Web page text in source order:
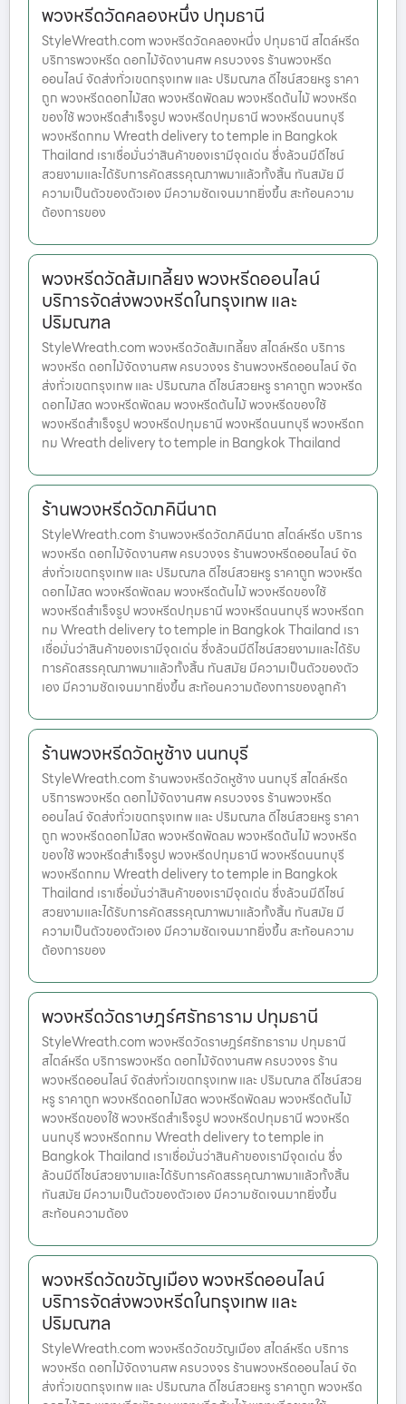
พวงหรีดวัดคลองหนึ่ง ปทุมธานี
StyleWreath.com พวงหรีดวัดคลองหนึ่ง ปทุมธานี สไตล์หรีด
บริการพวงหรีด ดอกไม้จัดงานศพ ครบวงจร ร้านพวงหรีด
ออนไลน์ จัดส่งทั่วเขตกรุงเทพ และ ปริมณฑล ดีไซน์สวยหรู ราคา
ถูก พวงหรีดดอกไม้สด พวงหรีดพัดลม พวงหรีดต้นไม้ พวงหรีด
ของใช้ พวงหรีดสำเร็จรูป พวงหรีดปทุมธานี พวงหรีดนนทบุรี
พวงหรีดกทม Wreath delivery to temple in Bangkok
Thailand เราเชื่อมั่นว่าสินค้าของเรามีจุดเด่น ซึ่งล้วนมีดีไซน์
สวยงามและได้รับการคัดสรรคุณภาพมาแล้วทั้งสิ้น ทันสมัย มี
ความเป็นตัวของตัวเอง มีความชัดเจนมากยิ่งขึ้น สะท้อนความ
ต้องการของ
พวงหรีดวัดส้มเกลี้ยง พวงหรีดออนไลน์
บริการจัดส่งพวงหรีดในกรุงเทพ และ
ปริมณฑล
StyleWreath.com พวงหรีดวัดส้มเกลี้ยง สไตล์หรีด บริการ
พวงหรีด ดอกไม้จัดงานศพ ครบวงจร ร้านพวงหรีดออนไลน์ จัด
ส่งทั่วเขตกรุงเทพ และ ปริมณฑล ดีไซน์สวยหรู ราคาถูก พวงหรีด
ดอกไม้สด พวงหรีดพัดลม พวงหรีดต้นไม้ พวงหรีดของใช้
พวงหรีดสำเร็จรูป พวงหรีดปทุมธานี พวงหรีดนนทบุรี พวงหรีดก
ทม Wreath delivery to temple in Bangkok Thailand
ร้านพวงหรีดวัดภคินีนาถ
StyleWreath.com ร้านพวงหรีดวัดภคินีนาถ สไตล์หรีด บริการ
พวงหรีด ดอกไม้จัดงานศพ ครบวงจร ร้านพวงหรีดออนไลน์ จัด
ส่งทั่วเขตกรุงเทพ และ ปริมณฑล ดีไซน์สวยหรู ราคาถูก พวงหรีด
ดอกไม้สด พวงหรีดพัดลม พวงหรีดต้นไม้ พวงหรีดของใช้
พวงหรีดสำเร็จรูป พวงหรีดปทุมธานี พวงหรีดนนทบุรี พวงหรีดก
ทม Wreath delivery to temple in Bangkok Thailand เรา
เชื่อมั่นว่าสินค้าของเรามีจุดเด่น ซึ่งล้วนมีดีไซน์สวยงามและได้รับ
การคัดสรรคุณภาพมาแล้วทั้งสิ้น ทันสมัย มีความเป็นตัวของตัว
เอง มีความชัดเจนมากยิ่งขึ้น สะท้อนความต้องการของลูกค้า
ร้านพวงหรีดวัดหูช้าง นนทบุรี
StyleWreath.com ร้านพวงหรีดวัดหูช้าง นนทบุรี สไตล์หรีด
บริการพวงหรีด ดอกไม้จัดงานศพ ครบวงจร ร้านพวงหรีด
ออนไลน์ จัดส่งทั่วเขตกรุงเทพ และ ปริมณฑล ดีไซน์สวยหรู ราคา
ถูก พวงหรีดดอกไม้สด พวงหรีดพัดลม พวงหรีดต้นไม้ พวงหรีด
ของใช้ พวงหรีดสำเร็จรูป พวงหรีดปทุมธานี พวงหรีดนนทบุรี
พวงหรีดกทม Wreath delivery to temple in Bangkok
Thailand เราเชื่อมั่นว่าสินค้าของเรามีจุดเด่น ซึ่งล้วนมีดีไซน์
สวยงามและได้รับการคัดสรรคุณภาพมาแล้วทั้งสิ้น ทันสมัย มี
ความเป็นตัวของตัวเอง มีความชัดเจนมากยิ่งขึ้น สะท้อนความ
ต้องการของ
พวงหรีดวัดราษฎร์ศรัทธาราม ปทุมธานี
StyleWreath.com พวงหรีดวัดราษฎร์ศรัทธาราม ปทุมธานี
สไตล์หรีด บริการพวงหรีด ดอกไม้จัดงานศพ ครบวงจร ร้าน
พวงหรีดออนไลน์ จัดส่งทั่วเขตกรุงเทพ และ ปริมณฑล ดีไซน์สวย
หรู ราคาถูก พวงหรีดดอกไม้สด พวงหรีดพัดลม พวงหรีดต้นไม้
พวงหรีดของใช้ พวงหรีดสำเร็จรูป พวงหรีดปทุมธานี พวงหรีด
นนทบุรี พวงหรีดกทม Wreath delivery to temple in
Bangkok Thailand เราเชื่อมั่นว่าสินค้าของเรามีจุดเด่น ซึ่ง
ล้วนมีดีไซน์สวยงามและได้รับการคัดสรรคุณภาพมาแล้วทั้งสิ้น
ทันสมัย มีความเป็นตัวของตัวเอง มีความชัดเจนมากยิ่งขึ้น
สะท้อนความต้อง
พวงหรีดวัดขวัญเมือง พวงหรีดออนไลน์
บริการจัดส่งพวงหรีดในกรุงเทพ และ
ปริมณฑล
StyleWreath.com พวงหรีดวัดขวัญเมือง สไตล์หรีด บริการ
พวงหรีด ดอกไม้จัดงานศพ ครบวงจร ร้านพวงหรีดออนไลน์ จัด
ส่งทั่วเขตกรุงเทพ และ ปริมณฑล ดีไซน์สวยหรู ราคาถูก พวงหรีด